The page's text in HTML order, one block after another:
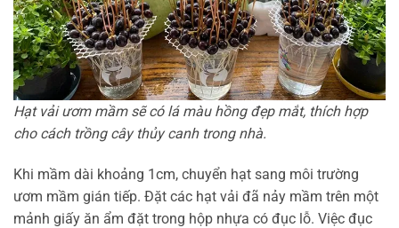
Hạt vải ươm mầm sẽ có lá màu hồng đẹp mắt, thích hợp
cho cách trồng cây thủy canh trong nhà.
Khi mầm dài khoảng 1cm, chuyển hạt sang môi trường
ươm mầm gián tiếp. Đặt các hạt vải đã nảy mầm trên một
mảnh giấy ăn ẩm đặt trong hộp nhựa có đục lỗ. Việc đục